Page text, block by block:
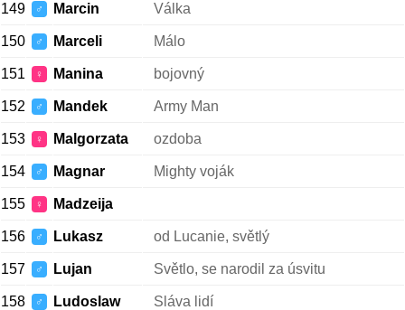
149 ♂ Marcin Válka
150 ♂ Marceli Málo
151 ♀ Manina bojovný
152 ♂ Mandek Army Man
153 ♀ Malgorzata ozdoba
154 ♂ Magnar Mighty voják
155 ♀ Madzeija
156 ♂ Lukasz od Lucanie, světlý
157 ♂ Lujan Světlo, se narodil za úsvitu
158 ♂ Ludoslaw Sláva lidí